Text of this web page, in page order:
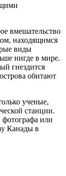
вмешательство
находящимся
виды
нигде в мире.
гнездится
обитают
ученые,
станции.
фотографа или
Канады в